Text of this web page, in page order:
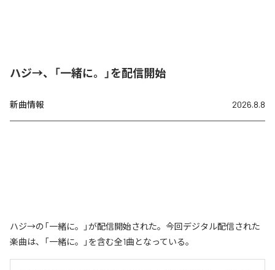
ハジ→、「一緒に。」を配信開始
新曲情報 2026.8.8
ハジ→の「一緒に。」が配信開始された。今回デジタル配信された
楽曲は、「一緒に。」を含む全1曲となっている。